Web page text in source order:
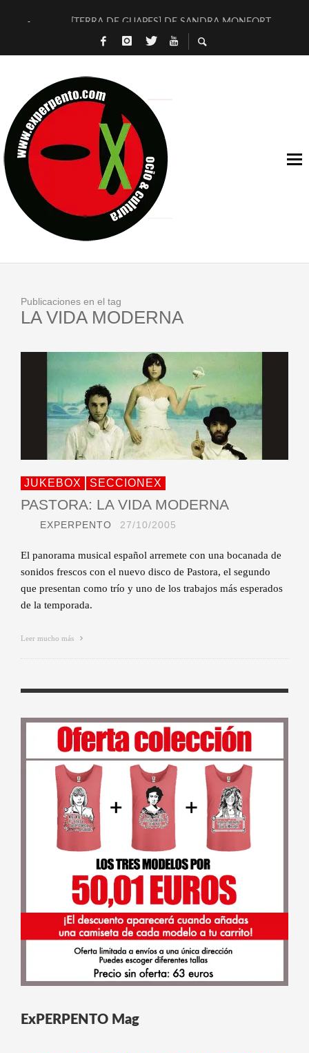
[TERRA DE GUAPES] DE SANDRA MONFORT
[ELECTRA JONDA] DE JUAN GUERRERO ZAMORA
30 AÑOS (NO ES NADA) DE LA KATARSIS DEL TOMATAZO
MILITARES JUDÍAS EN #EXVITA
D’BALDOMEROS REINVENTAN [BITÁCORA 3.0] EN EXVITA
MARSHALL FLASH PRESENTA EN EXVITA [RELATIVA
JOFRE BARDAGÍ EN EXVITA INTERPRETANDO A SERRAT
YORCH PRESENTA [CURSO DE ARMONÍA PERSECUTORIA]
Publicaciones en el tag
LA VIDA MODERNA
JUKEBOX SECCIONEX
PASTORA: LA VIDA MODERNA
EXPERPENTO 27/10/2005
El panorama musical español arremete con una bocanada de
sonidos frescos con el nuevo disco de Pastora, el segundo
que presentan como trío y uno de los trabajos más esperados
de la temporada.
Leer mucho más
ExPERPENTO Mag